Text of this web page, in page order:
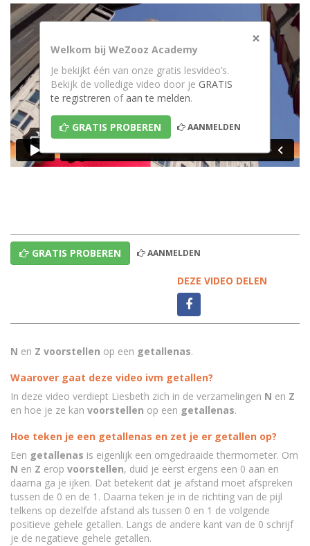
×
Welkom bij WeZooz Academy
Je bekijkt één van onze gratis lesvideo’s.
Bekijk de volledige video door je GRATIS
te registreren of aan te melden.
GRATIS PROBEREN AANMELDEN
GRATIS PROBEREN AANMELDEN
DEZE VIDEO DELEN
N en Z voorstellen op een getallenas.
Waarover gaat deze video ivm getallen?
In deze video verdiept Liesbeth zich in de verzamelingen N en Z
en hoe je ze kan voorstellen op een getallenas.
Hoe teken je een getallenas en zet je er getallen op?
Een getallenas is eigenlijk een omgedraaide thermometer. Om
N en Z erop voorstellen, duid je eerst ergens een 0 aan en
daarna ga je ijken. Dat betekent dat je afstand moet afspreken
tussen de 0 en de 1. Daarna teken je in de richting van de pijl
telkens op dezelfde afstand als tussen 0 en 1 de volgende
positieve gehele getallen. Langs de andere kant van de 0 schrijf
je de negatieve gehele getallen.